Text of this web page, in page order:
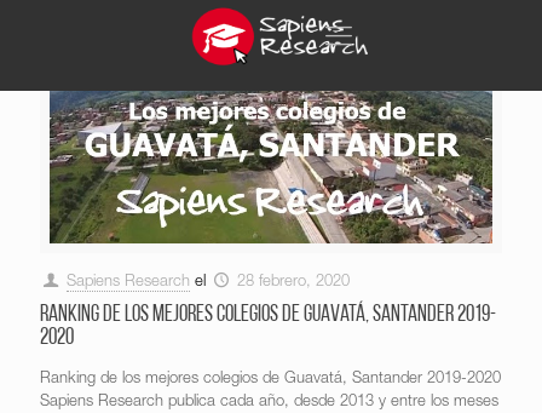
Sapiens Research el 28 febrero, 2020
Ranking de los mejores colegios de Guavatá, Santander 2019-
2020
Ranking de los mejores colegios de Guavatá, Santander 2019-2020
Sapiens Research publica cada año, desde 2013 y entre los meses